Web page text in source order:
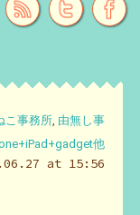
他
こ事務所, 由無し事
at 15:56